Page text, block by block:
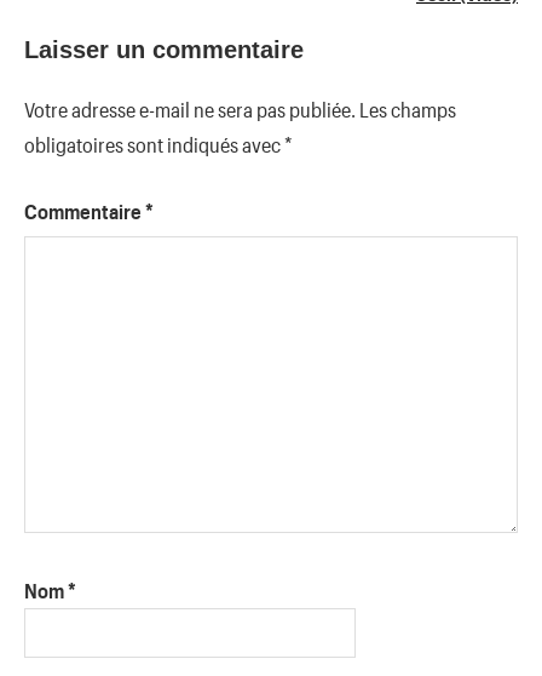
Laisser un commentaire
Votre adresse e-mail ne sera pas publiée. Les champs
obligatoires sont indiqués avec*
Commentaire *
Nom*